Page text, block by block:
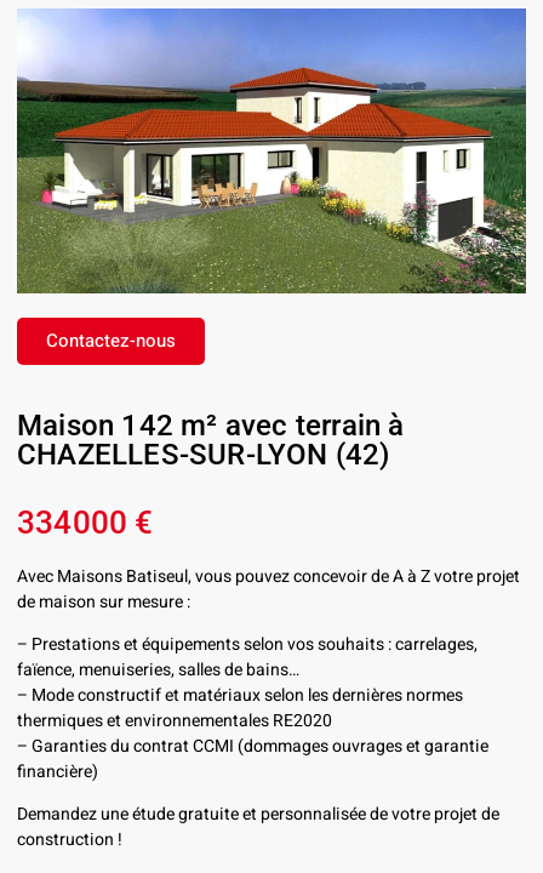
Contactez-nous
Maison 142 m² avec terrain à
CHAZELLES-SUR-LYON (42)
334000 €
Avec Maisons Batiseul, vous pouvez concevoir de A à Z votre projet
de maison sur mesure :
– Prestations et équipements selon vos souhaits : carrelages,
faïence, menuiseries, salles de bains…
– Mode constructif et matériaux selon les dernières normes
thermiques et environnementales RE2020
– Garanties du contrat CCMI (dommages ouvrages et garantie
financière)
Demandez une étude gratuite et personnalisée de votre projet de
construction !